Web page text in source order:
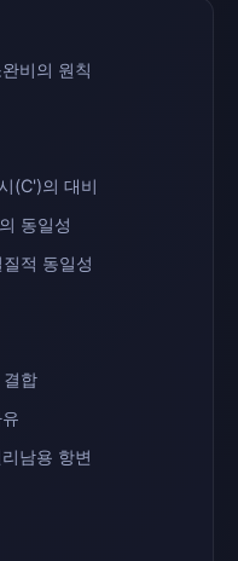
비의 원칙
(C')의 대비
동일성
적 동일성
합
남용 항변